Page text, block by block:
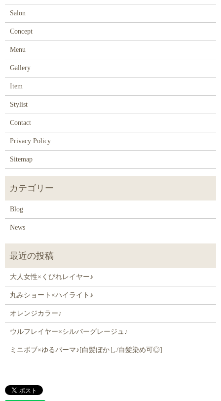
Salon
Concept
Menu
Gallery
Item
Stylist
Contact
Privacy Policy
Sitemap
Blog
News
大人女性×くびれレイヤー♪
丸みショート×ハイライト♪
オレンジカラー♪
ウルフレイヤー×シルバーグレージュ♪
ミニボブ×ゆるパーマ♪[白髪ぼかし/白髪染め可◎]